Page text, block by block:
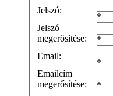
Jelszó:
*
Jelszó
megerősítése:
*
Email:
*
Emailcím
megerősítése:
*